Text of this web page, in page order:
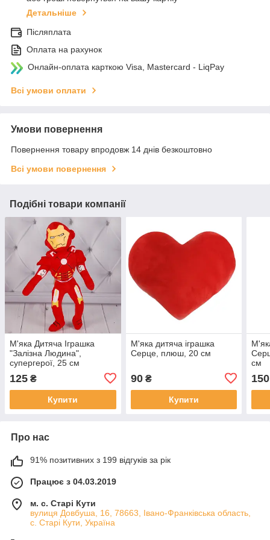
Детальніше
Післяплата
Оплата на рахунок
Онлайн-оплата карткою Visa, Mastercard - LiqPay
Всі умови оплати
Умови повернення
Повернення товару впродовж 14 днів безкоштовно
Всі умови повернення
Подібні товари компанії
М'яка Дитяча Іграшка
"Залізна Людина",
супергерої, 25 см
125 ₴
Купити
М'яка дитяча іграшка
Серце, плюш, 20 см
90₴
Купити
см
150
Про нас
91% позитивних з 199 відгуків за рік
Працює з 04.03.2019
м. с. Старі Кути
вулиця Довбуша, 16, 78663, Івано-Франківська область,
с. Старі Кути, Україна